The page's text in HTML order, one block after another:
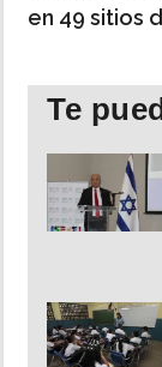
en 49 sitios
Te